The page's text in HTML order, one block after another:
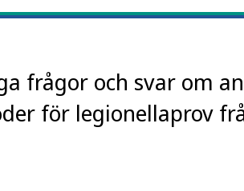
frågor och svar om
för legionellaprov